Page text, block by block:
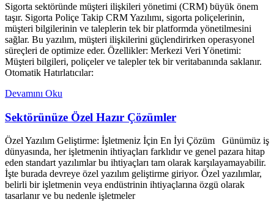
Sigorta sektöründe müşteri ilişkileri yönetimi (CRM) büyük önem
taşır. Sigorta Poliçe Takip CRM Yazılımı, sigorta poliçelerinin,
müşteri bilgilerinin ve taleplerin tek bir platformda yönetilmesini
sağlar. Bu yazılım, müşteri ilişkilerini güçlendirirken operasyonel
süreçleri de optimize eder. Özellikler: Merkezi Veri Yönetimi:
Müşteri bilgileri, poliçeler ve talepler tek bir veritabanında saklanır.
Otomatik Hatırlatıcılar:
Devamını Oku
Sektörünüze Özel Hazır Çözümler
Özel Yazılım Geliştirme: İşletmeniz İçin En İyi Çözüm Günümüz iş
dünyasında, her işletmenin ihtiyaçları farklıdır ve genel pazara hitap
eden standart yazılımlar bu ihtiyaçları tam olarak karşılayamayabilir.
İşte burada devreye özel yazılım geliştirme giriyor. Özel yazılımlar,
belirli bir işletmenin veya endüstrinin ihtiyaçlarına özgü olarak
tasarlanır ve bu nedenle işletmeler